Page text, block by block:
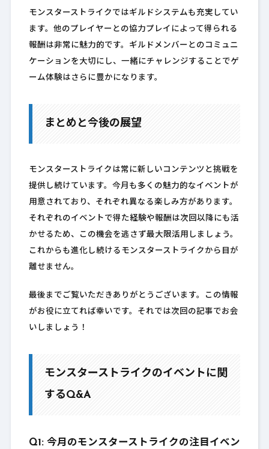
モンスターストライクではギルドシステムも充実してい
ます。他のプレイヤーとの協力プレイによって得られる
報酬は非常に魅力的です。ギルドメンバーとのコミュニ
ケーションを大切にし、一緒にチャレンジすることでゲ
ーム体験はさらに豊かになります。
まとめと今後の展望
モンスターストライクは常に新しいコンテンツと挑戦を
提供し続けています。今月も多くの魅力的なイベントが
用意されており、それぞれ異なる楽しみ方があります。
それぞれのイベントで得た経験や報酬は次回以降にも活
かせるため、この機会を逃さず最大限活用しましょう。
これからも進化し続けるモンスターストライクから目が
離せません。
最後までご覧いただきありがとうございます。この情報
がお役に立てれば幸いです。それでは次回の記事でお会
いしましょう！
モンスターストライクのイベントに関
するQ&A
Q1: 今月のモンスターストライクの注目イベン